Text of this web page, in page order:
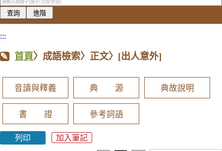
:::
首頁〉成語檢索〉正文〉 [出人意外]
音讀與釋義 典 源 典故說明
書 證 參考詞語
列印 加入筆記